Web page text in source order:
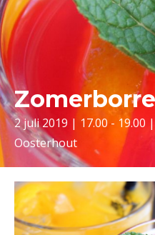
2 juli 2019 | 17.00 -
Oosterhout